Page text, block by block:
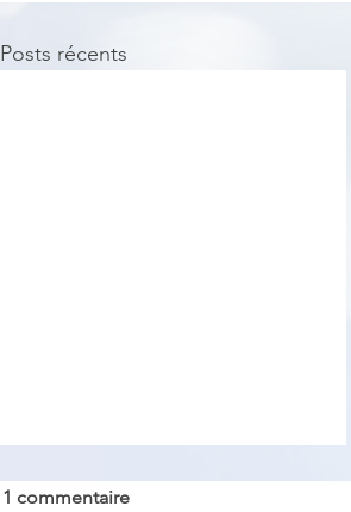
Posts récents
1 commentaire